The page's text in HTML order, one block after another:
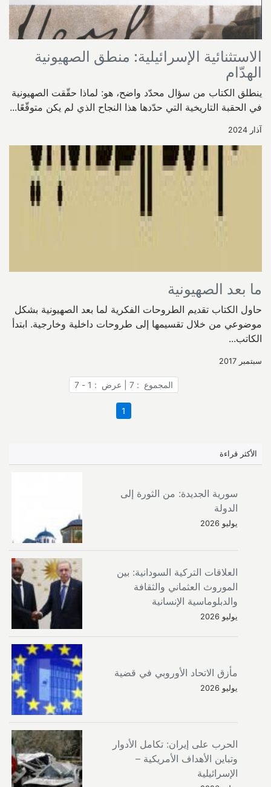
الاستثنائية الإسرائيلية: منطق الصهيونية
الهدّام
ينطلق الكتاب من سؤال محدّد واضح، هو: لماذا حقّقت الصهيونية
في الحقبة التاريخية التي حدّدها هذا النجاح الذي لم يكن متوقّعًا...
آذار 2024
ما بعد الصهيونية
حاول الكتاب تقديم الطروحات الفكرية لما بعد الصهيونية بشكل
موضوعي من خلال تقسيمها إلى طروحات داخلية وخارجية. ابتدأ
الكاتب...
سبتمبر 2017
المجموع : 7 | عرض : 1 - 7
1
الأكثر قراءة
سورية الجديدة: من الثورة إلى
الدولة
يوليو 2026
العلاقات التركية السودانية: بين
الموروث العثماني والثقافة
والدبلوماسية الإنسانية
يوليو 2026
مأزق الاتحاد الأوروبي في قضية
يوليو 2026
الحرب على إيران: تكامل الأدوار
وتباين الأهداف الأمريكية –
الإسرائيلية